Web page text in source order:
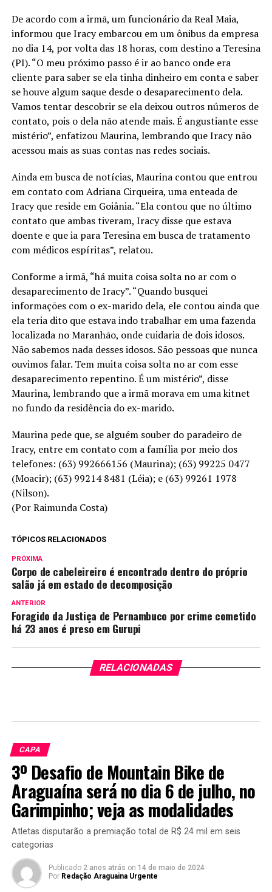
De acordo com a irmã, um funcionário da Real Maia,
informou que Iracy embarcou em um ônibus da empresa
no dia 14, por volta das 18 horas, com destino a Teresina
(PI). “O meu próximo passo é ir ao banco onde era
cliente para saber se ela tinha dinheiro em conta e saber
se houve algum saque desde o desaparecimento dela.
Vamos tentar descobrir se ela deixou outros números de
contato, pois o dela não atende mais. É angustiante esse
mistério”, enfatizou Maurina, lembrando que Iracy não
acessou mais as suas contas nas redes sociais.
Ainda em busca de notícias, Maurina contou que entrou
em contato com Adriana Cirqueira, uma enteada de
Iracy que reside em Goiânia. “Ela contou que no último
contato que ambas tiveram, Iracy disse que estava
doente e que ia para Teresina em busca de tratamento
com médicos espíritas”, relatou.
Conforme a irmã, “há muita coisa solta no ar com o
desaparecimento de Iracy”. “Quando busquei
informações com o ex-marido dela, ele contou ainda que
ela teria dito que estava indo trabalhar em uma fazenda
localizada no Maranhão, onde cuidaria de dois idosos.
Não sabemos nada desses idosos. São pessoas que nunca
ouvimos falar. Tem muita coisa solta no ar com esse
desaparecimento repentino. É um mistério”, disse
Maurina, lembrando que a irmã morava em uma kitnet
no fundo da residência do ex-marido.
Maurina pede que, se alguém souber do paradeiro de
Iracy, entre em contato com a família por meio dos
telefones: (63) 992666156 (Maurina); (63) 99225 0477
(Moacir); (63) 99214 8481 (Léia); e (63) 99261 1978
(Nilson).
(Por Raimunda Costa)
TÓPICOS RELACIONADOS
PRÓXIMA
Corpo de cabeleireiro é encontrado dentro do próprio
salão já em estado de decomposição
ANTERIOR
Foragido da Justiça de Pernambuco por crime cometido
há 23 anos é preso em Gurupi
RELACIONADAS
CAPA
3º Desafio de Mountain Bike de
Araguaína será no dia 6 de julho, no
Garimpinho; veja as modalidades
Atletas disputarão a premiação total de R$ 24 mil em seis
categorias
Publicado 2 anos atrás on 14 de maio de 2024
Por Redação Araguaina Urgente